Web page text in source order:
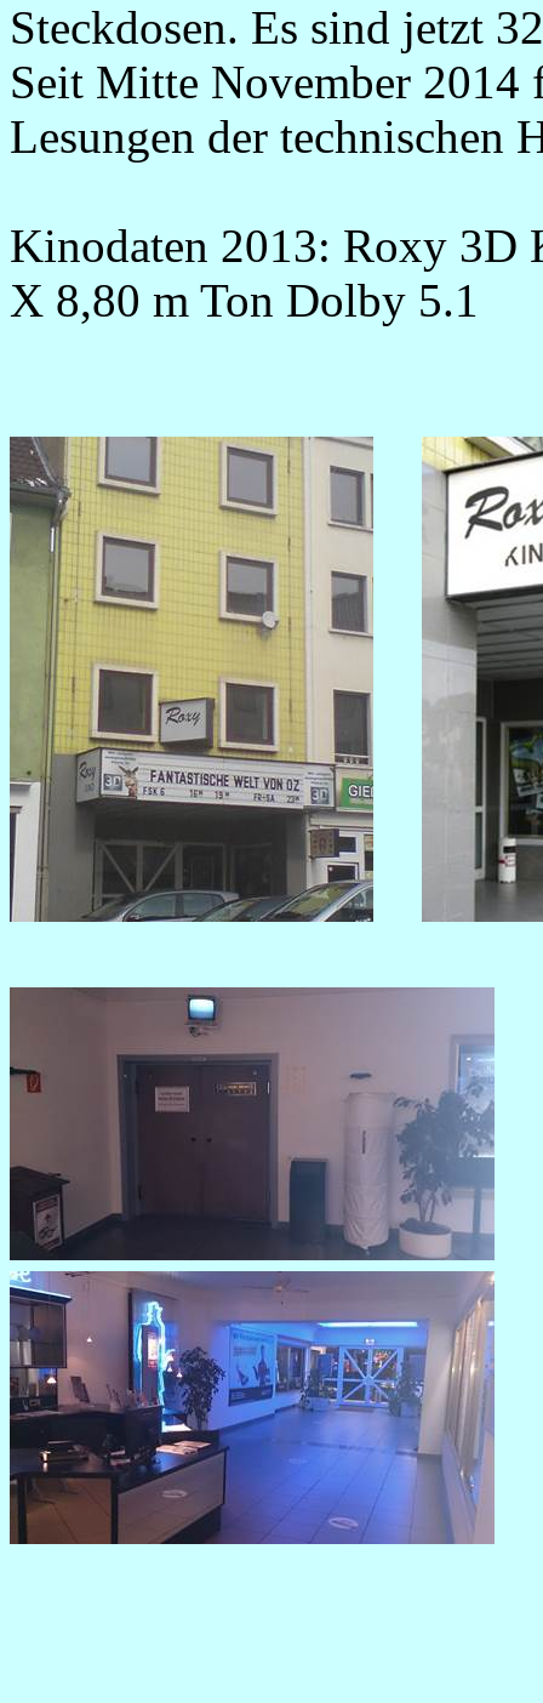
Steckdosen. Es sind jetzt
Seit Mitte November 2014
Lesungen der technischen
Kinodaten 2013: Roxy 3D
X 8,80 m Ton Dolby 5.1